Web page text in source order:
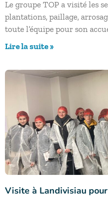
Le groupe TOP a visité les
plantations, paillage,
toute l’équipe pour son
Lire la suite »
Visite à Landivisiau